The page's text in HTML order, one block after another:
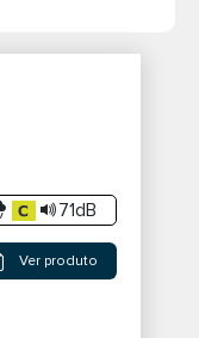
71dB
Ver produto